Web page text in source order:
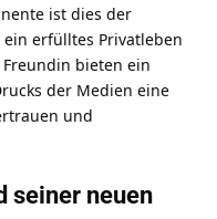
ist dies der
erfülltes Privatleben
bieten ein
der Medien eine
und
seiner neuen